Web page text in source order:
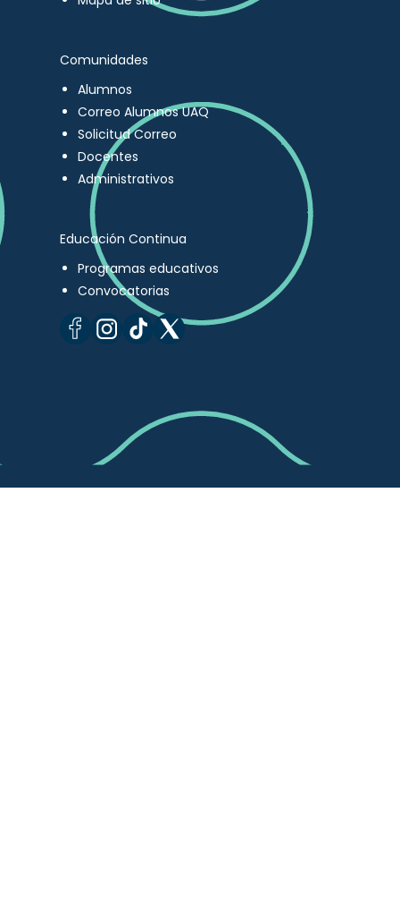
Comunidades
Alumnos
Correo Alumnos UAQ
Solicitud Correo
Docentes
Administrativos
Educación Continua
Programas educativos
Convocatorias